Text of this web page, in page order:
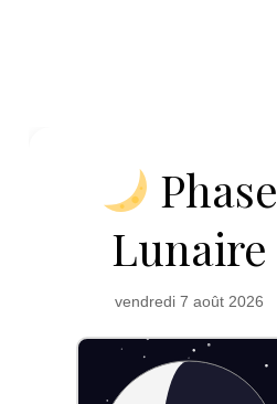
Phase
Lunaire
vendredi 7 août 2026